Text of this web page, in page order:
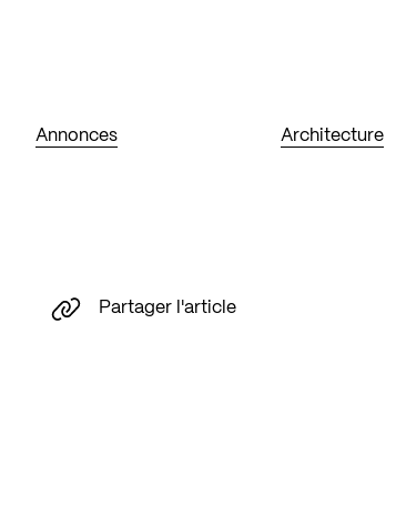
Annonces Architecture
Partager l'article